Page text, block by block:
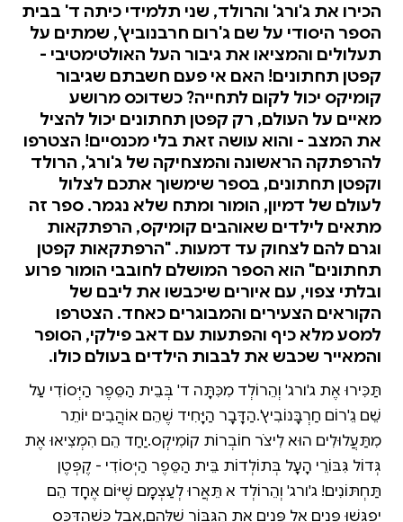
הכירו את ג'ורג' והרולד, שני תלמידי כיתה ד' בבית
הספר היסודי על שם ג'רום חרבנוביץ', שמתים על
תעלולים והמציאו את גיבור העל האולטימטיבי -
קפטן תחתונים! האם אי פעם חשבתם שגיבור
קומיקס יכול לקום לתחייה? כשדוכס מרושע
מאיים על העולם, רק קפטן תחתונים יכול להציל
את המצב - והוא עושה זאת בלי מכנסיים! הצטרפו
להרפתקה הראשונה והמצחיקה של ג'ורג', הרולד
וקפטן תחתונים, בספר שימשוך אתכם לצלול
לעולם של דמיון, הומור ומתח שלא נגמר. ספר זה
מתאים לילדים שאוהבים קומיקס, הרפתקאות
וגרם להם לצחוק עד דמעות. "הרפתקאות קפטן
תחתונים" הוא הספר המושלם לחובבי הומור פרוע
ובלתי צפוי, עם איורים שיכבשו את ליבם של
הקוראים הצעירים והמבוגרים כאחד. הצטרפו
למסע מלא כיף והפתעות עם דאב פילקי, הסופר
והמאייר שכבש את לבבות הילדים בעולם כולו.
תַּכִּירוּ אֶת ג'ורג' וְהֵרוֹלְד מִכִּתָּה ד' בְּבֵית הַסֵּפֶר הַיְּסוֹדִי עַל
שֵׁם גֵ'רוֹם חַרְבָּנוֹבִיץ'.הַדָּבָר הַיָּחִיד שֶׁהֵם אוֹהֲבִים יוֹתֵר
מִתַּעֲלוּלִים הוּא לִיצֹר חוֹבְרוֹת קוֹמִיקְס.יַחַד הֵם הִמְצִיאוּ אֶת
גְּדוֹל גִּבּוֹרֵי הָעָל בְּתוֹלְדוֹת בֵּית הַסֵּפֶר הַיְּסוֹדִי - קֶפְּטֶן
תַּחְתּוֹנִים! ג'ורג' וְהֵרוֹלְד לֹא תֵּאֲרוּ לְעַצְמָם שֶׁיּוֹם אֶחָד הֵם
יִפְגְּשׁוּ פָּנִים אֶל פָּנִים אֶת הַגִּבּוֹר שֶׁלָּהֶם,אֲבָל כְּשֶׁהַדֻּכָּס